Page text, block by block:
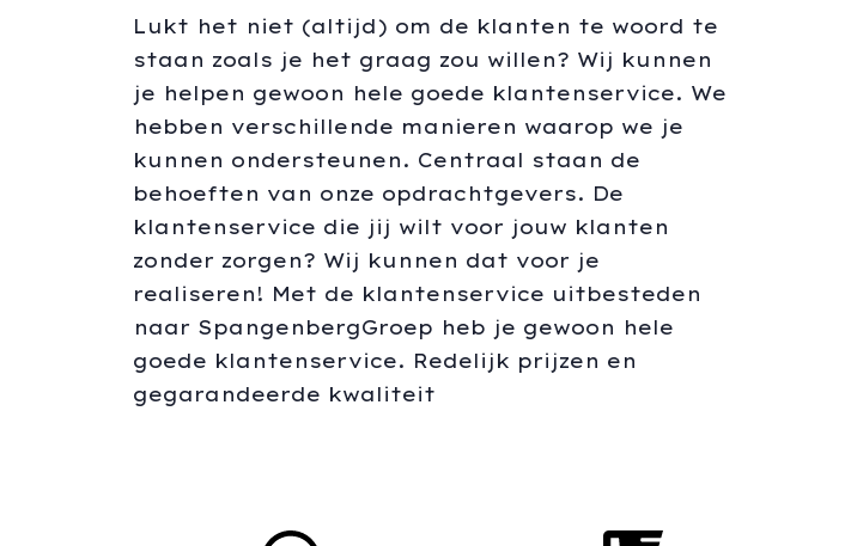
Lukt het niet (altijd) om de klanten te woord te
staan zoals je het graag zou willen? Wij kunnen
je helpen gewoon hele goede klantenservice. We
hebben verschillende manieren waarop we je
kunnen ondersteunen. Centraal staan de
behoeften van onze opdrachtgevers. De
klantenservice die jij wilt voor jouw klanten
zonder zorgen? Wij kunnen dat voor je
realiseren! Met de klantenservice uitbesteden
naar SpangenbergGroep heb je gewoon hele
goede klantenservice. Redelijk prijzen en
gegarandeerde kwaliteit